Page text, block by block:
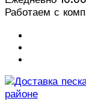
Работаем с